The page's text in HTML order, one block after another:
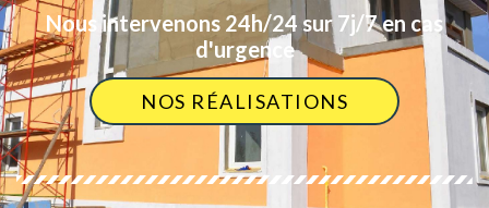
Nous intervenons 24h/24 sur 7j/7 en cas
d'urgence
NOS RÉALISATIONS